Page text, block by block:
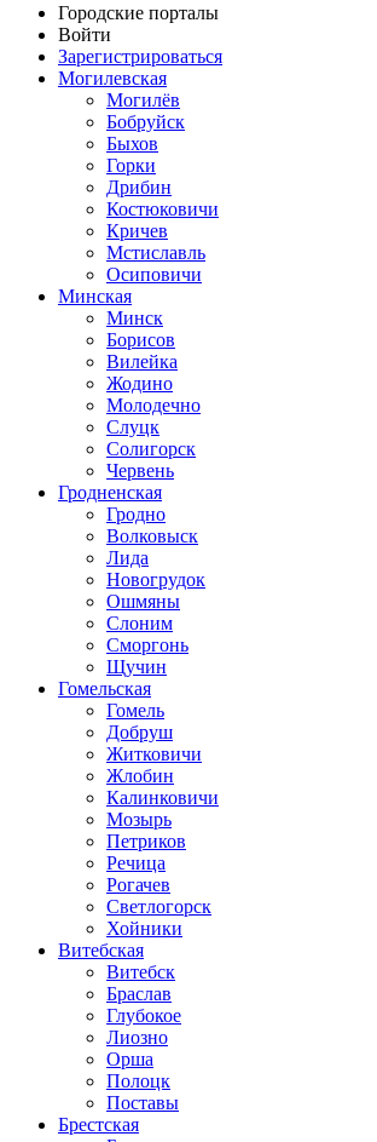
Городские порталы
Войти
Зарегистрироваться
Могилевская
Могилёв
Бобруйск
Быхов
Горки
Дрибин
Костюковичи
Кричев
Мстиславль
Осиповичи
Минская
Минск
Борисов
Вилейка
Жодино
Молодечно
Слуцк
Солигорск
Червень
Гродненская
Гродно
Волковыск
Лида
Новогрудок
Ошмяны
Слоним
Сморгонь
Щучин
Гомельская
Гомель
Добруш
Житковичи
Жлобин
Калинковичи
Мозырь
Петриков
Речица
Рогачев
Светлогорск
Хойники
Витебская
Витебск
Браслав
Глубокое
Лиозно
Орша
Полоцк
Поставы
Брестская